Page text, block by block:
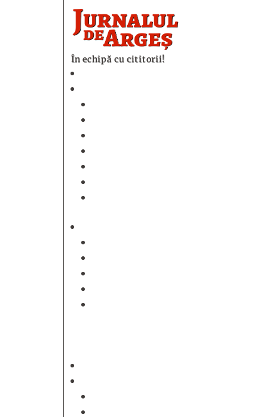
În echipă cu cititorii!